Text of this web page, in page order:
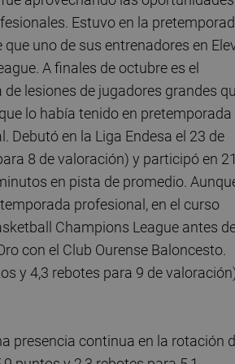
Estuvo en la
uno de sus entrenadores en
A finales de octubre es el
lesiones de jugadores grandes
lo había tenido en pretemporada
Debutó en la Liga Endesa el 23 de
8 de valoración) y participó en 21
en pista de promedio.
profesional, en el curso
Champions League antes
con el Club Ourense Baloncesto.
y 4,3 rebotes para 9 de
presencia continua en la rotación